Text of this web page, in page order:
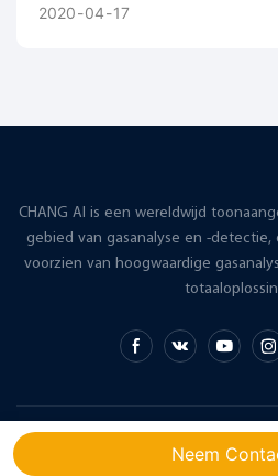
rookgassen. Voorwoord: De
2020 04 17
CHANG AI is een wereldwijd
gebied van gasanalyse en -
voorzien van hoogwaardige
Copyright © 2026
Neem